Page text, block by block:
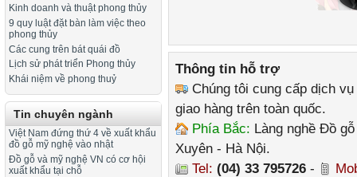
Kinh doanh và thuật phong thủy
9 quy luật đặt bàn làm việc theo
phong thủy
Các cung trên bát quái đồ
Lịch sử phát triển Phong thủy
Khái niệm về phong thuỷ
Tin chuyên ngành
Việt Nam đứng thứ 4 về xuất khẩu
đồ gỗ mỹ nghệ vào nhật
Đồ gỗ và mỹ nghệ VN có cơ hội
xuất khẩu tại chỗ
Thông tin hỗ trợ
Chúng tôi cung cấp dịch
giao hàng trên toàn quốc.
Phía Bắc: Làng nghề Đồ
Xuyên - Hà Nội.
Tel: (04) 33 795726 -